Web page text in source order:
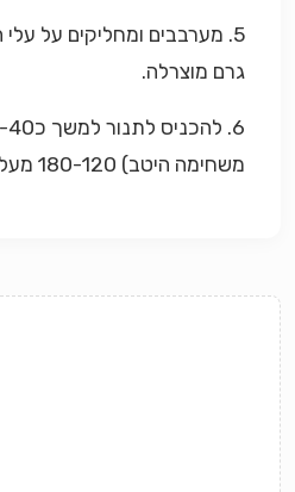
גרם מוצרלה.
משחימה היטב) 180-120 מעלות.